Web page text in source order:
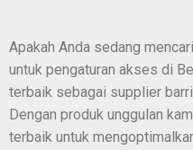
Apakah Anda sedang
untuk pengaturan akses di
terbaik sebagai supplier
Dengan produk unggulan
terbaik untuk